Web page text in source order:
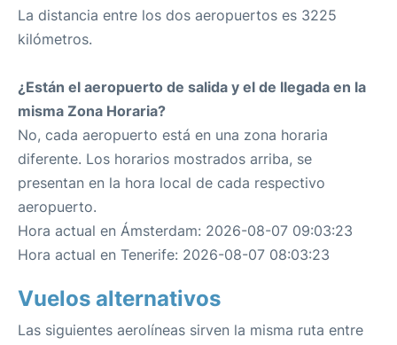
La distancia entre los dos aeropuertos es 3225
kilómetros.
¿Están el aeropuerto de salida y el de llegada en la
misma Zona Horaria?
No, cada aeropuerto está en una zona horaria
diferente. Los horarios mostrados arriba, se
presentan en la hora local de cada respectivo
aeropuerto.
Hora actual en Ámsterdam: 2026-08-07 09:03:23
Hora actual en Tenerife: 2026-08-07 08:03:23
Vuelos alternativos
Las siguientes aerolíneas sirven la misma ruta entre